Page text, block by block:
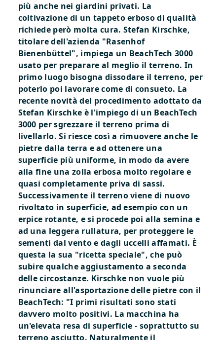
più anche nei giardini privati. La
coltivazione di un tappeto erboso di qualità
richiede però molta cura. Stefan Kirschke,
titolare dell'azienda "Rasenhof
Bienenbüttel", impiega un BeachTech 3000
usato per preparare al meglio il terreno. In
primo luogo bisogna dissodare il terreno, per
poterlo poi lavorare come di consueto. La
recente novità del procedimento adottato da
Stefan Kirschke è l'impiego di un BeachTech
3000 per sgrezzare il terreno prima di
livellarlo. Si riesce così a rimuovere anche le
pietre dalla terra e ad ottenere una
superficie più uniforme, in modo da avere
alla fine una zolla erbosa molto regolare e
quasi completamente priva di sassi.
Successivamente il terreno viene di nuovo
rivoltato in superficie, ad esempio con un
erpice rotante, e si procede poi alla semina e
ad una leggera rullatura, per proteggere le
sementi dal vento e dagli uccelli affamati. È
questa la sua "ricetta speciale", che può
subire qualche aggiustamento a seconda
delle circostanze. Kirschke non vuole più
rinunciare all'asportazione delle pietre con il
BeachTech: "I primi risultati sono stati
davvero molto positivi. La macchina ha
un'elevata resa di superficie - soprattutto su
terreno asciutto. Naturalmente il